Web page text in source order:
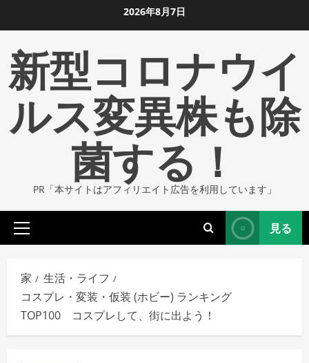
ン
ツ
ま
2026年8月7日
新型コロナウイ
ルス変異株も除
菌する！
PR「本サイトはアフィリエイト広告を利用しています」
プ
イ
マ
リ
メ
ニ
見る
家
生活・ライフ
コスプレ・変装・仮装 (ホビー) ランキング
TOP100 コスプレして、街に出よう！